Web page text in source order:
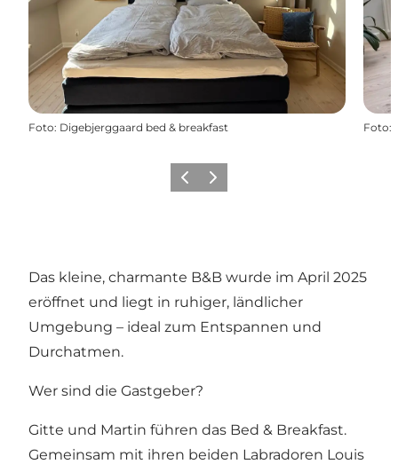
Foto: Digebjerggaard bed & breakfast Foto:
ZurückWeiter
Das kleine, charmante B&B wurde im April 2025
eröffnet und liegt in ruhiger, ländlicher
Umgebung – ideal zum Entspannen und
Durchatmen.
Wer sind die Gastgeber?
Gitte und Martin führen das Bed & Breakfast.
Gemeinsam mit ihren beiden Labradoren Louis